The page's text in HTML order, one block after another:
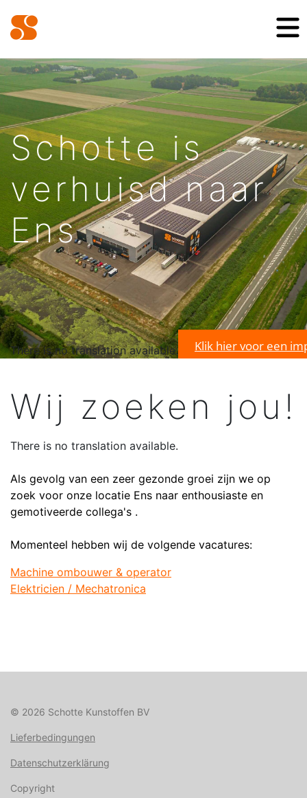
Schotte is
verhuisd naar
Ens
There is no translation available. Klik hier voor een
Wij zoeken jou!
There is no translation available.
Als gevolg van een zeer gezonde groei zijn we op
zoek voor onze locatie Ens naar enthousiaste en
gemotiveerde collega's .
Momenteel hebben wij de volgende vacatures:
Machine ombouwer & operator
Elektricien / Mechatronica
© 2026 Schotte Kunstoffen BV
Lieferbedingungen
Datenschutzerklärung
Copyright